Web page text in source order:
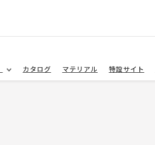
カタログ マテリアル 特設サイト